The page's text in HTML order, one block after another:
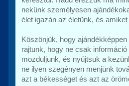
nekünk személyesen
élet igazán az életünk, és
Köszönjük, hogy
rajtunk, hogy ne csak
mozduljunk, és nyújtsuk a
ne ilyen szegényen menjünk
azt a békességet és azt az